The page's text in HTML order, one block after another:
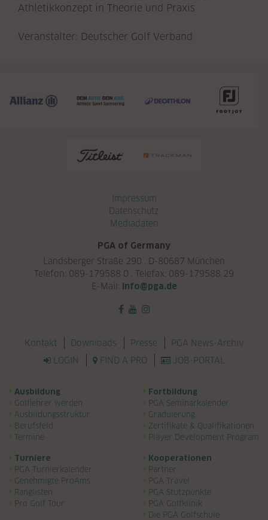
Athletikkonzept in Theorie und Praxis
Veranstalter: Deutscher Golf Verband
Impressum
Datenschutz
Mediadaten
PGA of Germany
Landsberger Straße 290 . D-80687 München
Telefon: 089-179588 0 . Telefax: 089-179588 29
E-Mail: info@pga.de
Navigation überspringen
Kontakt Downloads Presse
PGA News-Archiv
LOGIN
FIND A PRO JOB-PORTAL
Navigation überspringen
Ausbildung
Golflehrer werden
Ausbildungsstruktur
Berufsfeld
Termine
Fortbildung
PGA Seminarkalender
Graduierung
Zertifikate & Qualifikationen
Player Development Program
Turniere
PGA Turnierkalender
Genehmigte ProAms
Ranglisten
Pro Golf Tour
Kooperationen
Partner
PGA Travel
PGA Stützpunkte
PGA Golfklinik
Die PGA Golfschule